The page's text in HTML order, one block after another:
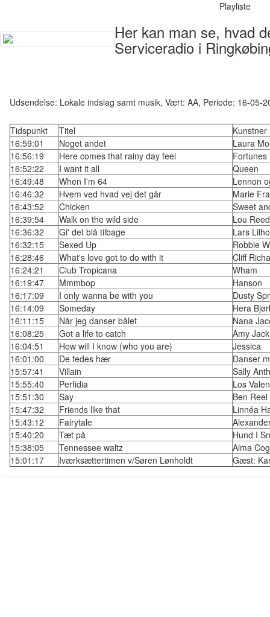
Playliste
Her kan man se, hvad
Serviceradio i
Udsendelse: Lokale indslag samt musik, Vært: AA, Periode: 16-05-
Tidspunkt Titel
Kunstner
16:59:01
Noget andet
Laura Mo
16:56:19
Here comes that rainy day feel
Fortunes
16:52:22
I want it all
Queen
16:49:48
When I'm 64
Lennon
16:46:32
Hvem ved hvad vej det går
Marie
16:43:52
Chicken
Sweet
16:39:54
Walk on the wild side
Lou Reed
16:36:32
Gi' det blå tilbage
Lars
16:32:15
Sexed Up
Robbie
16:28:46
What's love got to do with it
Cliff
16:24:21
Club Tropicana
Wham
16:19:47
Mmmbop
Hanson
16:17:09
I only wanna be with you
Dusty
16:14:09
Someday
Hera
16:11:15
Når jeg danser bålet
Nana
16:08:25
Got a life to catch
Amy Jack
16:04:51
How will I know (who you are)
Jessica
16:01:00
De fedes hær
Danser
15:57:41
Villain
Sally
15:55:40
Perfidia
Los
15:51:30
Say
Ben Reel
15:47:32
Friends like that
Linnéa
15:43:12
Fairytale
15:40:20
Tæt på
Hund I
15:38:05
Tennessee waltz
Alma
15:01:17
Iværksættertimen v/Søren Lønholdt Gæst: